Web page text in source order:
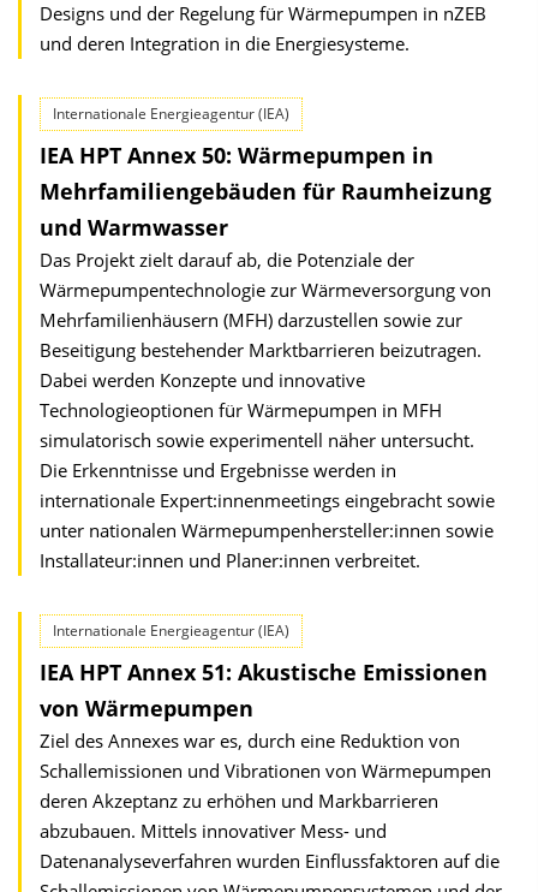
Designs und der Regelung für Wärmepumpen in nZEB
und deren Integration in die Energiesysteme.
Internationale Energieagentur (IEA)
IEA HPT Annex 50: Wärmepumpen in
Mehrfamiliengebäuden für Raumheizung
und Warmwasser
Das Projekt zielt darauf ab, die Potenziale der
Wärmepumpentechnologie zur Wärmeversorgung von
Mehrfamilienhäusern (MFH) darzustellen sowie zur
Beseitigung bestehender Marktbarrieren beizutragen.
Dabei werden Konzepte und innovative
Technologieoptionen für Wärmepumpen in MFH
simulatorisch sowie experimentell näher untersucht.
Die Erkenntnisse und Ergebnisse werden in
internationale Expert:innenmeetings eingebracht sowie
unter nationalen Wärmepumpenhersteller:innen sowie
Installateur:innen und Planer:innen verbreitet.
Internationale Energieagentur (IEA)
IEA HPT Annex 51: Akustische Emissionen
von Wärmepumpen
Ziel des Annexes war es, durch eine Reduktion von
Schallemissionen und Vibrationen von Wärmepumpen
deren Akzeptanz zu erhöhen und Markbarrieren
abzubauen. Mittels innovativer Mess- und
Datenanalyseverfahren wurden Einflussfaktoren auf die